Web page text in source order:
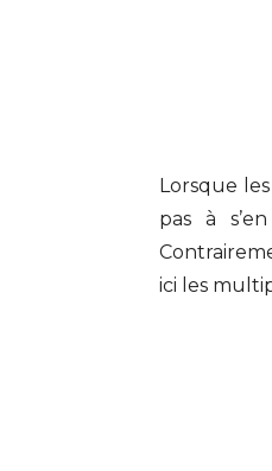
Lorsque
pas à
ici les